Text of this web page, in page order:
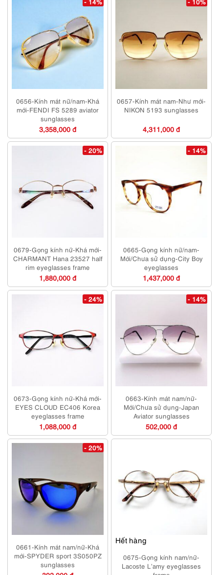
0656-Kính mát nữ/nam-Khá
mới-FENDI FS 5289 aviator
sunglasses
3,358,000 đ
0657-Kính mát nam-Như mới-
NIKON 5193 sunglasses
4,311,000 đ
- 20%
0679-Gọng kính nữ-Khá mới-
CHARMANT Hana 23527 half
rim eyeglasses frame
1,880,000 đ
- 14%
0665-Gọng kính nữ/nam-
Mới/Chưa sử dụng-City Boy
eyeglasses
1,437,000 đ
- 24%
0673-Gọng kính nữ-Khá mới-
EYES CLOUD EC406 Korea
eyeglasses frame
1,088,000 đ
- 14%
0663-Kính mát nam/nữ-
Mới/Chưa sử dụng-Japan
Aviator sunglasses
502,000 đ
- 20%
0661-Kính mát nam/nữ-Khá
mới-SPYDER sport 3S050PZ
sunglasses
Hết hàng
0675-Gọng kính nam/nữ-
Lacoste L’amy eyeglasses